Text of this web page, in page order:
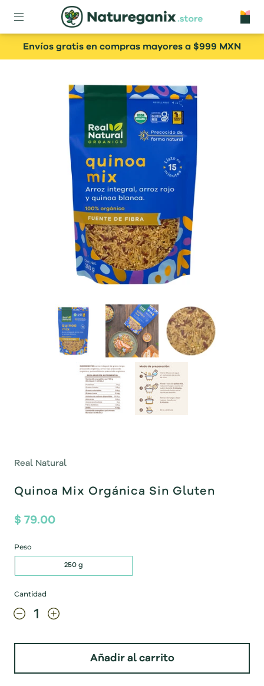
Envíos gratis en compras mayores a $999 MXN
Real Natural
Quinoa Mix Orgánica Sin Gluten
$ 79.00
Peso
250 g
Cantidad
Añadir al carrito